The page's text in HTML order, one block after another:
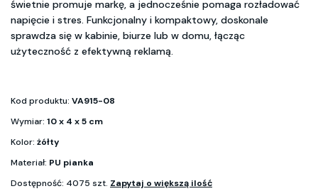
świetnie promuje markę, a jednocześnie pomaga rozładować
napięcie i stres. Funkcjonalny i kompaktowy, doskonale
sprawdza się w kabinie, biurze lub w domu, łącząc
użyteczność z efektywną reklamą.
Kod produktu: VA915-08
Wymiar: 10 x 4 x 5 cm
Kolor: żółty
Materiał: PU pianka
Dostępność: 4075 szt. Zapytaj o większą ilość